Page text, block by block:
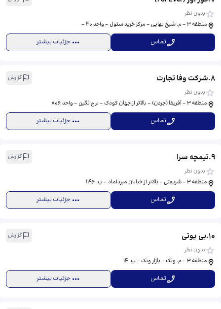
بدون نظر
منطقه 3 - م. شیخ بهایی - مرکز خرید سئول - واحد 40 -
تماس جزئیات بیشتر
8
.شرکت وفا تجارت
گزارش
بدون نظر
منطقه 3 - آفریقا (جردن) - بالاتر از جهان کودک - برج نگین - واحد 806
تماس جزئیات بیشتر
9
.تیمچه سرا
گزارش
بدون نظر
منطقه 3 - شریعتی - بالاتر از خیابان میرداماد - پ. 1196
تماس جزئیات بیشتر
10
.بی یوتی
گزارش
بدون نظر
منطقه 3 - م. ونک - بازار ونک - پ. 14
تماس جزئیات بیشتر